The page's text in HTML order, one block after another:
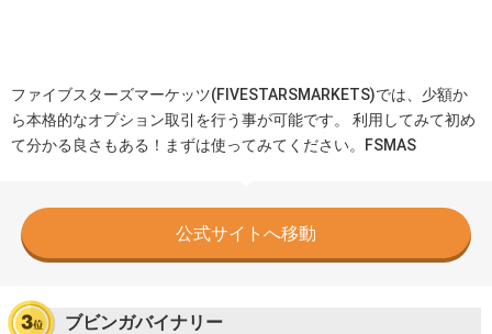
ファイブスターズマーケッツ(FIVESTARSMARKETS)では、少額か
ら本格的なオプション取引を行う事が可能です。 利用してみて初め
て分かる良さもある！まずは使ってみてください。FSMAS
公式サイトへ移動
ブビンガバイナリー